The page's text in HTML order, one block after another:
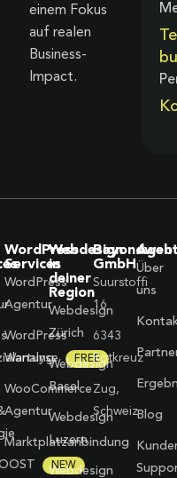
einem Fokus
auf realen
Business-
Impact.
FREE
NEW
WordPress
Services
WordPress
Agentur
WordPress
Wartung
WooCommerce
Agentur
Marktplatzanbindung
Webdesign
in
deiner
Region
Webdesign
Zürich
Webdesign
Basel
Webdesign
Luzern
Webdesign
Beyondweb
GmbH
Suurstoffi
16
6343
Rotkreuz
Zug,
Schweiz
Über
uns
Blog